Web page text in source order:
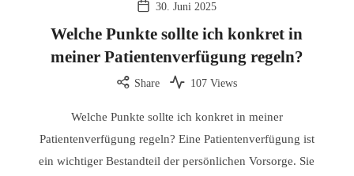
30. Juni 2025
Welche Punkte sollte ich konkret in
meiner Patientenverfügung regeln?
Share 107 Views
Welche Punkte sollte ich konkret in meiner
Patientenverfügung regeln? Eine Patientenverfügung ist
ein wichtiger Bestandteil der persönlichen Vorsorge. Sie